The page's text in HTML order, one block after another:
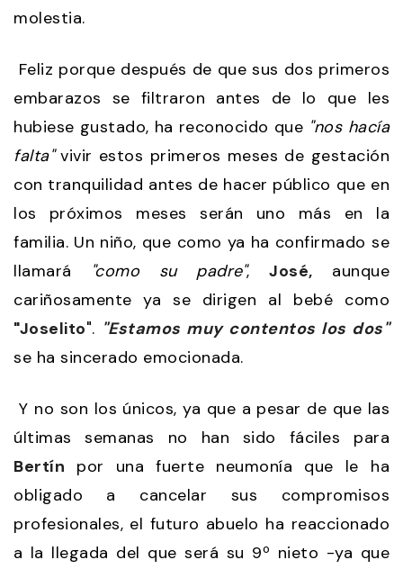
molestia.
Feliz porque después de que sus dos primeros
embarazos se filtraron antes de lo que les
hubiese gustado, ha reconocido que "nos hacía
falta"vivir estos primeros meses de gestación
con tranquilidad antes de hacer público que en
los próximos meses serán uno más en la
familia. Un niño, que como ya ha confirmado se
llamará
"como su padre",José, aunque
cariñosamente ya se dirigen al bebé como
"Joselito". "Estamos muy contentos los dos"
se ha sincerado emocionada.
Y no son los únicos, ya que a pesar de que las
últimas semanas no han sido fáciles para
Bertín por una fuerte neumonía que le ha
obligado a cancelar sus compromisos
profesionales, el futuro abuelo ha reaccionado
a la llegada del que será su 9º nieto -ya que